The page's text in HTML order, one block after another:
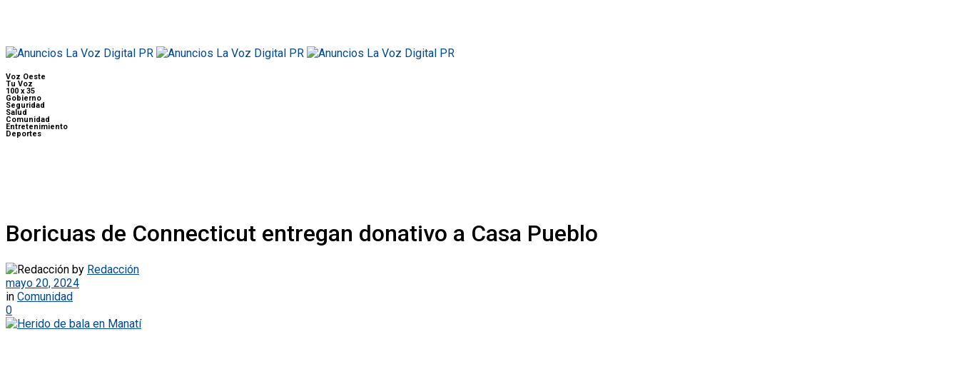
Voz Oeste
Tu Voz
100 x 35
Gobierno
Seguridad
Salud
Comunidad
Entretenimiento
Deportes
Boricuas de Connecticut entregan donativo a Casa Pueblo
by Redacción
mayo 20, 2024
in Comunidad
0